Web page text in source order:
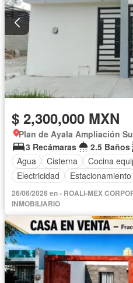
$ 2,300,000 MXN
Plan de Ayala Ampliación
3 Recámaras
2.5 Baños
Agua
Cisterna Cocina
Electricidad
Estacionamiento
26/06/2026 en - ROALI-MEX
INMOBILIARIO